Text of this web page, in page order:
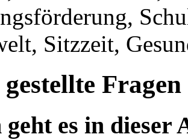
Sitzzeit,
Fragen
es in dieser